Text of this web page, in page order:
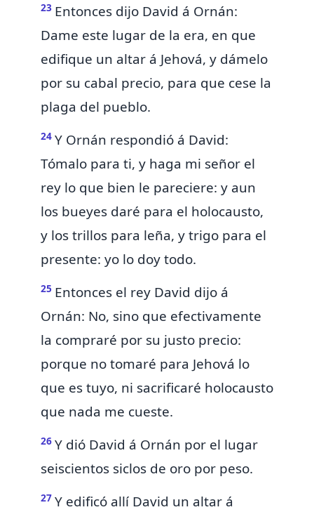
23 Entonces dijo David á Ornán:
Dame este lugar de la era, en que
edifique un altar á Jehová, y dámelo
por su cabal precio, para que cese la
plaga del pueblo.
24 Y Ornán respondió á David:
Tómalo para ti, y haga mi señor el
rey lo que bien le pareciere: y aun
los bueyes daré para el holocausto,
y los trillos para leña, ytrigo para el
presente: yo lo doy todo.
25 Entonces el rey David dijo á
Ornán: No, sino que efectivamente
la compraré por su justo precio:
porque no tomaré para Jehová lo
que es tuyo, ni sacrificaré holocausto
que nada me cueste.
26 Y dió David á Ornán por el lugar
seiscientos siclos de oro por peso.
27 Y edificó allí David un altar á